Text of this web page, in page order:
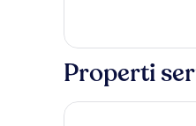
Accessible)
Kamar,
Tempat
Queen
Properti
Sheraton Vistana